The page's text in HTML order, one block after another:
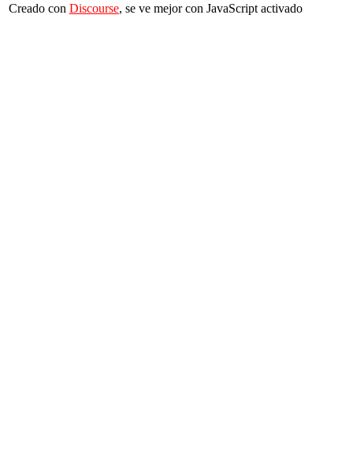
Creado con Discourse, se ve mejor con JavaScript activado